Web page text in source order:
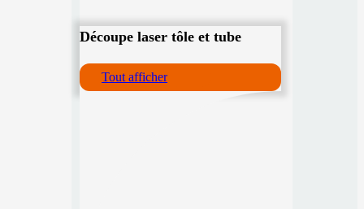
Découpe laser tôle et tube
Tout afficher